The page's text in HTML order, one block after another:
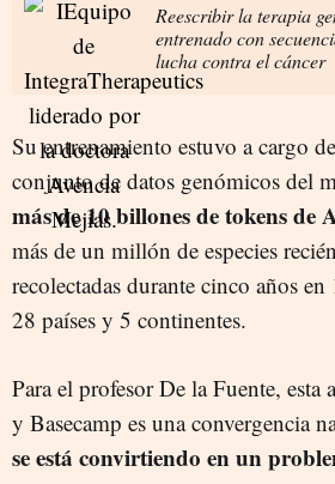
Reescribir la terapia
entrenado con
lucha contra el cáncer
Su entrenamiento estuvo a cargo
conjunto de datos genómicos del
más de 10 billones de tokens de
más de un millón de especies
recolectadas durante cinco años
28 países y 5 continentes.
Para el profesor De la Fuente, esta
y Basecamp es una convergencia
se está convirtiendo en un